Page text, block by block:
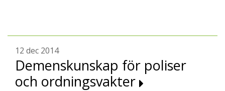
12 dec 2014
Demenskunskap för poliser
och ordningsvakter